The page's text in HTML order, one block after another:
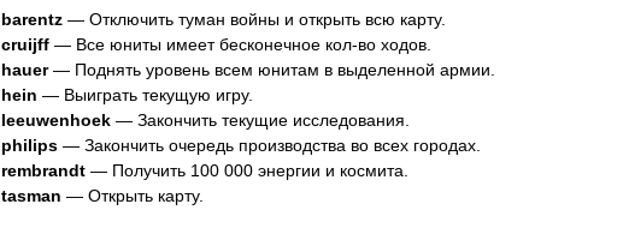
barentz — Отключить туман войны и открыть всю карту.
cruijff — Все юниты имеет бесконечное кол-во ходов.
hauer— Поднять уровень всем юнитам в выделенной армии.
hein — Выиграть текущую игру.
leeuwenhoek — Закончить текущие исследования.
philips — Закончить очередь производства во всех городах.
rembrandt — Получить 100 000 энергии и космита.
tasman — Открыть карту.